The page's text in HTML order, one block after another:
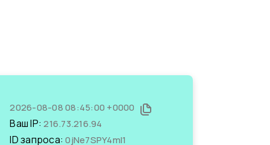
2026-08-08 08:45:00 +0000
Ваш IP:216.73.216.94
ID запроса:0jNe7SPY4mI1